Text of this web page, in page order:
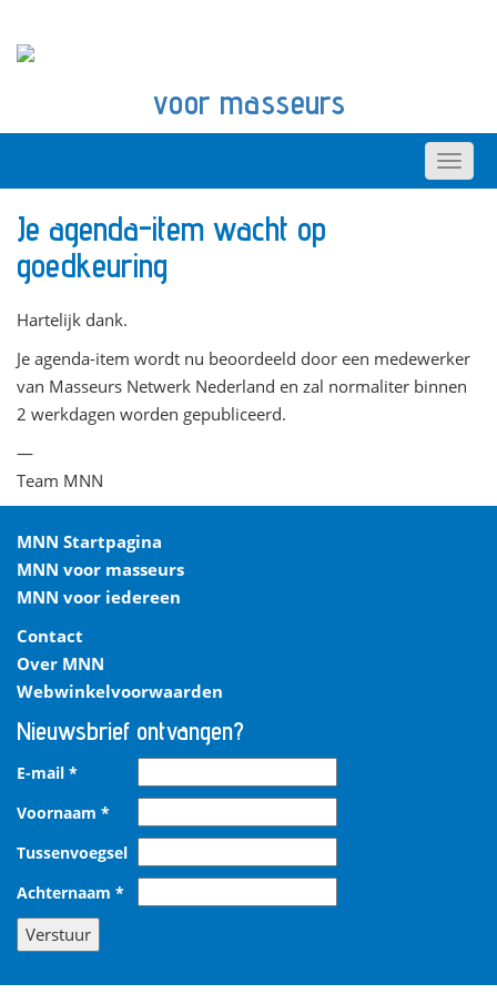
voor masseurs
Je agenda-item wacht op
goedkeuring
Hartelijk dank.
Je agenda-item wordt nu beoordeeld door een medewerker
van Masseurs Netwerk Nederland en zal normaliter binnen
2 werkdagen worden gepubliceerd.
—
Team MNN
MNN Startpagina
MNN voor masseurs
MNN voor iedereen
Contact
Over MNN
Webwinkelvoorwaarden
Nieuwsbrief ontvangen?
E-mail *
Voornaam *
Tussenvoegsel
Achternaam *